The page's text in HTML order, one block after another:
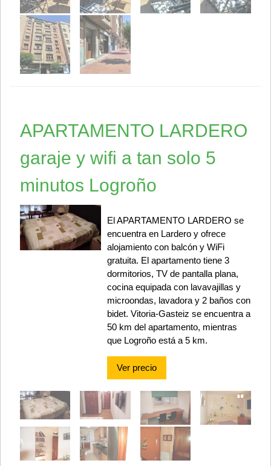
APARTAMENTO LARDERO
garaje y wifi a tan solo 5
minutos Logroño
El APARTAMENTO LARDERO se
encuentra en Lardero y ofrece
alojamiento con balcón y WiFi
gratuita. El apartamento tiene 3
dormitorios, TV de pantalla plana,
cocina equipada con lavavajillas y
microondas, lavadora y 2 baños con
bidet. Vitoria-Gasteiz se encuentra a
50 km del apartamento, mientras
que Logroño está a 5 km.
Ver precio